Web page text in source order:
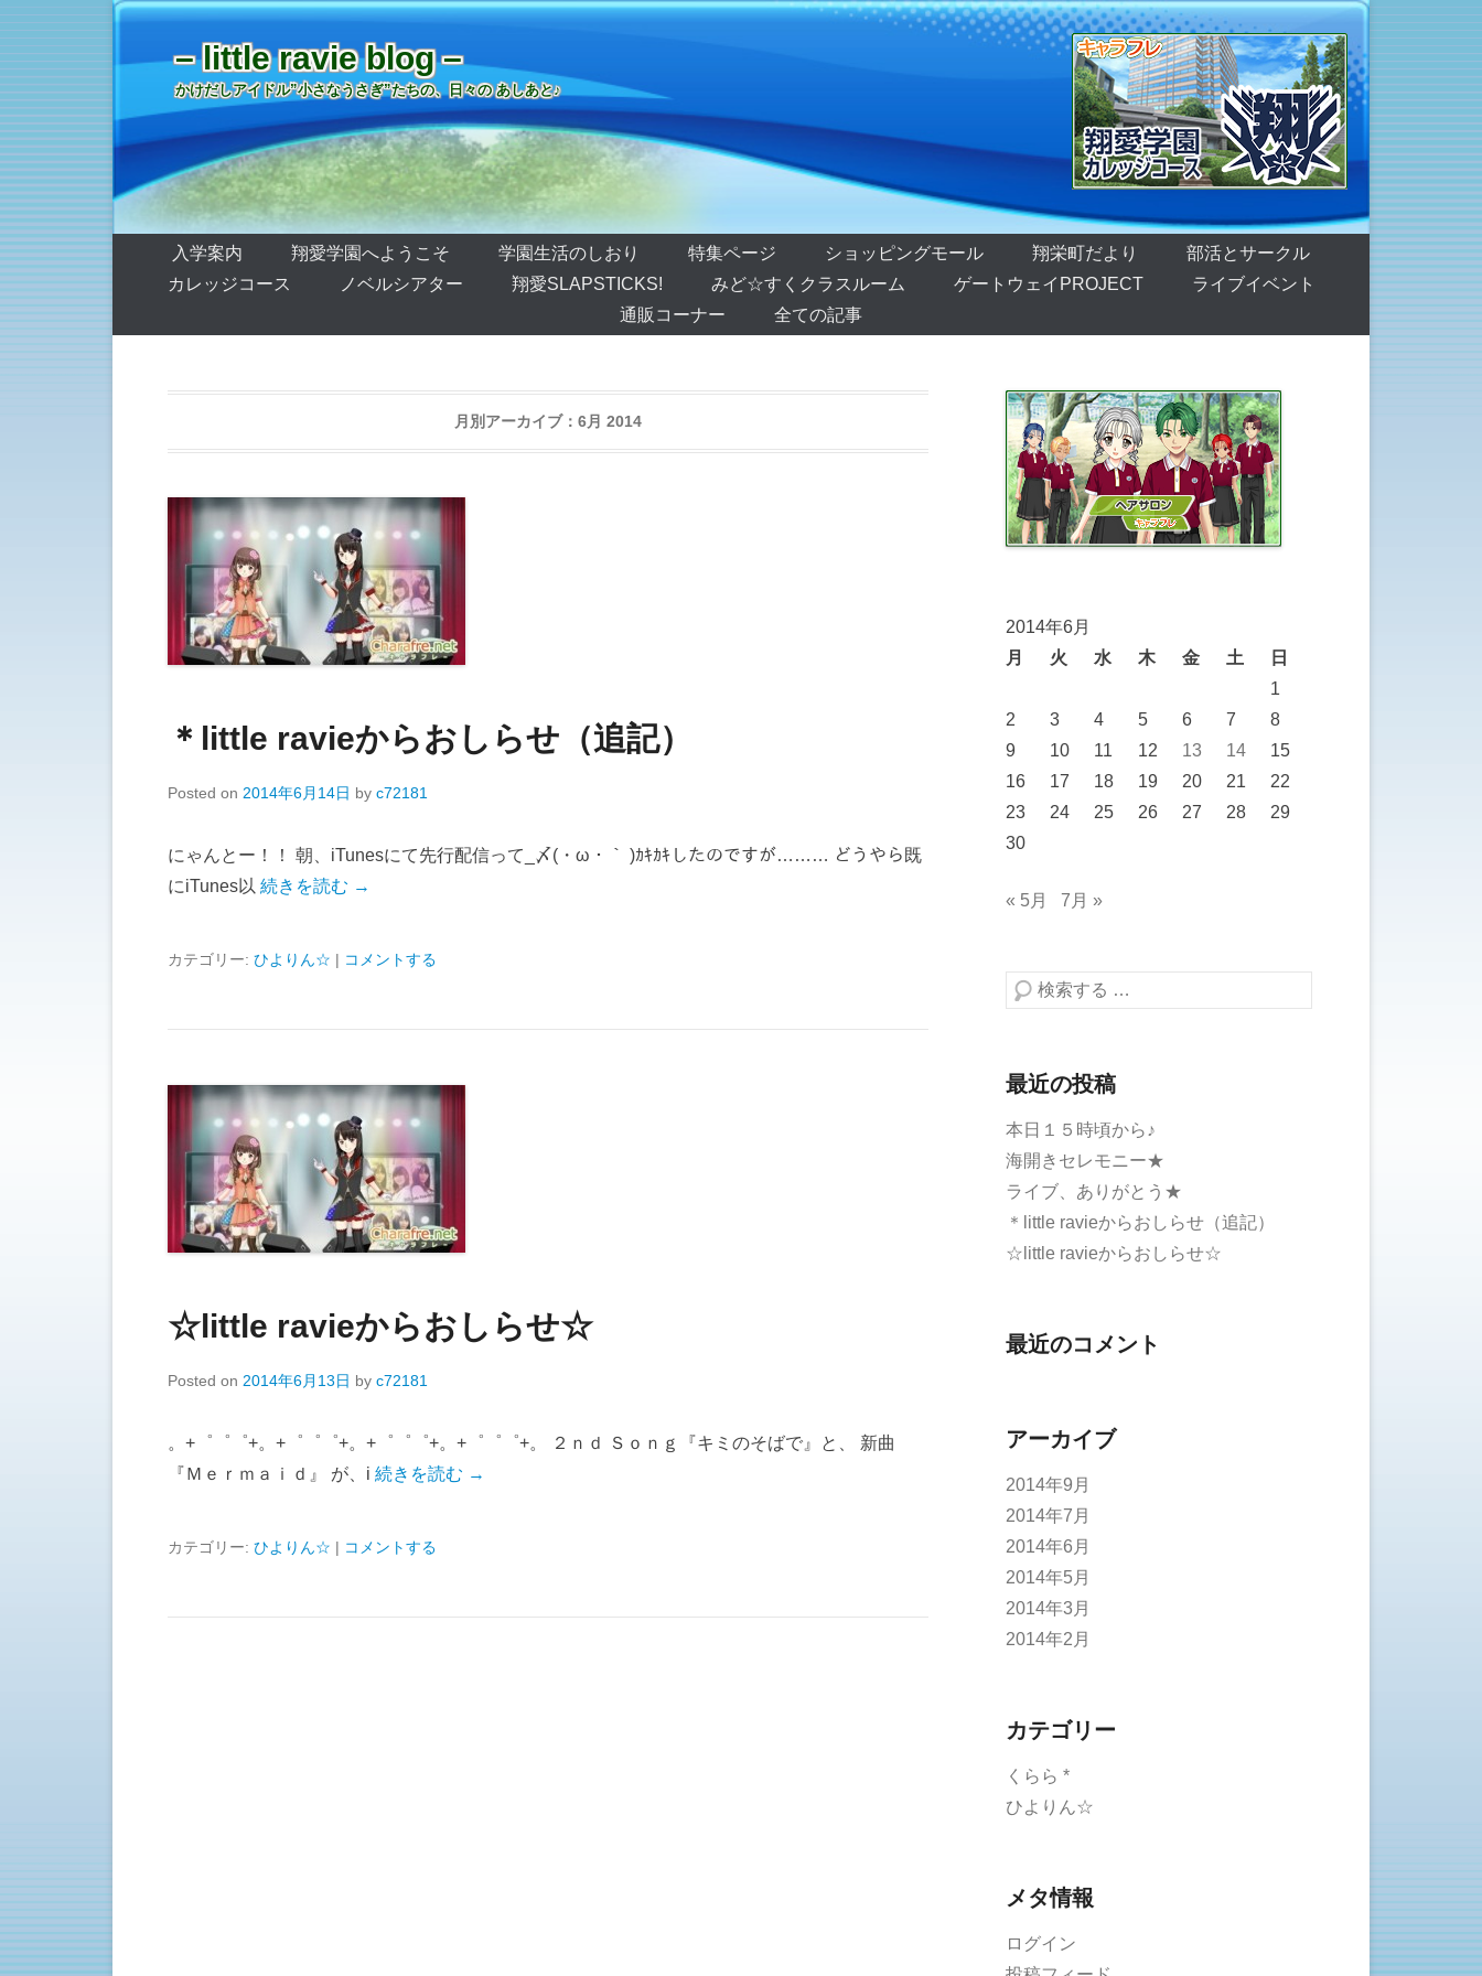
– little ravie blog –
かけだしアイドル”小さなうさぎ”たちの、日々の あしあと♪
第1メニュー
コンテンツへ移動
入学案内 翔愛学園へようこそ 学園生活のしおり 特集ページ ショッピングモール 翔栄町だより
部活とサークル
カレッジコース
ノベルシアター 翔愛SLAPSTICKS! みど☆すくクラスルーム ゲートウェイPROJECT
ライブイベント
通販コーナー
全ての記事
月別アーカイブ： 6月 2014
＊little ravieからおしらせ（追記）
Posted on 2014年6月14日 by c72181
にゃんとー！！ 朝、iTunesにて先行配信って_〆(・ω・｀ )ｶｷｶｷしたのですが……… どうやら既
にiTunes以 続きを読む →
カテゴリー: ひよりん☆ | コメントする
☆little ravieからおしらせ☆
Posted on 2014年6月13日 by c72181
。+゜゜゜+。+゜゜゜+。+゜゜゜+。+゜゜゜+。 ２ｎｄ Ｓｏｎｇ『キミのそばで』と、 新曲
『Ｍｅｒｍａｉｄ』 が、i 続きを読む →
カテゴリー: ひよりん☆ | コメントする
2014年6月
月
火 水 木 金 土
日
1
2
3 4 5 6 7
8
9
10 11 12 13 14
15
16
17 18 19 20 21
22
23
24 25 26 27 28
29
30
« 5月 7月 »
検索する
最近の投稿
本日１５時頃から♪
海開きセレモニー★
ライブ、ありがとう★
＊little ravieからおしらせ（追記）
☆little ravieからおしらせ☆
最近のコメント
アーカイブ
2014年9月
2014年7月
2014年6月
2014年5月
2014年3月
2014年2月
カテゴリー
くらら *
ひよりん☆
メタ情報
ログイン